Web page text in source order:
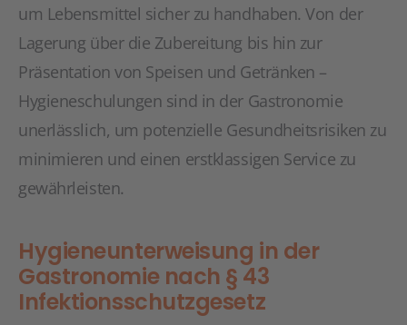
um Lebensmittel sicher zu handhaben. Von der
Lagerung über die Zubereitung bis hin zur
Präsentation von Speisen und Getränken –
Hygieneschulungen sind in der Gastronomie
unerlässlich, um potenzielle Gesundheitsrisiken zu
minimieren und einen erstklassigen Service zu
gewährleisten.
Hygieneunterweisung in der
Gastronomie nach § 43
Infektionsschutzgesetz